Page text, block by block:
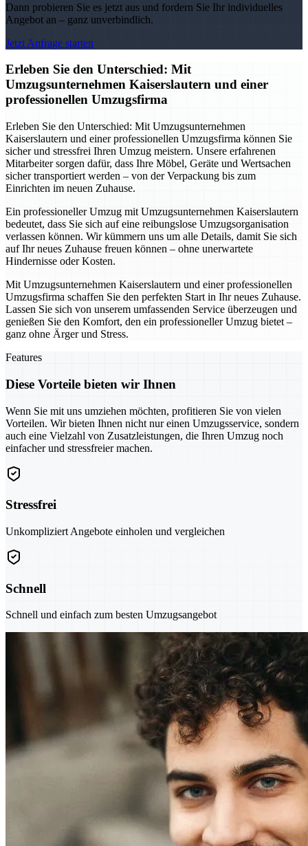
Dann probieren Sie es jetzt aus und fordern Sie Ihr individuelles
Angebot an – ganz unverbindlich.
Jetzt Anfrage starten
Erleben Sie den Unterschied: Mit
Umzugsunternehmen Kaiserslautern und einer
professionellen Umzugsfirma
Erleben Sie den Unterschied: Mit Umzugsunternehmen
Kaiserslautern und einer professionellen Umzugsfirma können Sie
sicher und stressfrei Ihren Umzug meistern. Unsere erfahrenen
Mitarbeiter sorgen dafür, dass Ihre Möbel, Geräte und Wertsachen
sicher transportiert werden – von der Verpackung bis zum
Einrichten im neuen Zuhause.
Ein professioneller Umzug mit Umzugsunternehmen Kaiserslautern
bedeutet, dass Sie sich auf eine reibungslose Umzugsorganisation
verlassen können. Wir kümmern uns um alle Details, damit Sie sich
auf Ihr neues Zuhause freuen können – ohne unerwartete
Hindernisse oder Kosten.
Mit Umzugsunternehmen Kaiserslautern und einer professionellen
Umzugsfirma schaffen Sie den perfekten Start in Ihr neues Zuhause.
Lassen Sie sich von unserem umfassenden Service überzeugen und
genießen Sie den Komfort, den ein professioneller Umzug bietet –
ganz ohne Ärger und Stress.
Features
Diese Vorteile bieten wir Ihnen
Wenn Sie mit uns umziehen möchten, profitieren Sie von vielen
Vorteilen. Wir bieten Ihnen nicht nur einen Umzugsservice, sondern
auch eine Vielzahl von Zusatzleistungen, die Ihren Umzug noch
einfacher und stressfreier machen.
Stressfrei
Unkompliziert Angebote einholen und vergleichen
Schnell
Schnell und einfach zum besten Umzugsangebot